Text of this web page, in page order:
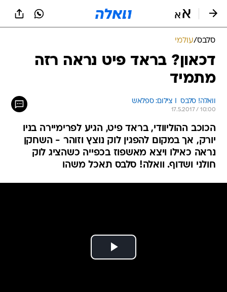
סלבס/עולמי
דכאון? בראד פיט נראה רזה
מתמיד
וואלה! סלבס  I צילום: ספלאש
17.5.2017 / 10:00
הכוכב ההוליוודי, בראד פיט, הגיע לפרימיירה בניו
יורק, אך במקום להפגין לוק נוצץ וזוהר - השחקן
נראה כאילו ויצא מאשפוז בכפייה כשהציג לוק
חולני ושדוף. וואלה! סלבס תאכל משהו